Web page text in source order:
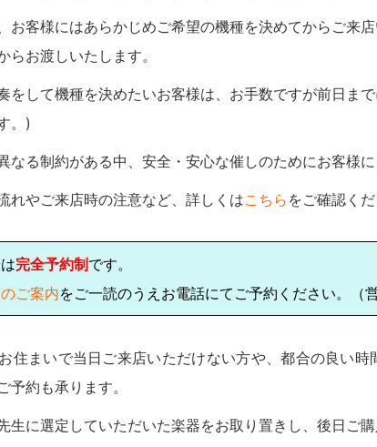
お客様にはあらかじめご希望の機種を決めてからご来
らお渡しいたします。
をして機種を決めたいお客様は、お手数ですが前日ま
。)
なる制約がある中、安全・安心な催しのためにお客様に
れやご来店時の注意など、詳しくはこちら をご確認くだ
完全予約制です。
ご案内をご一読のうえ お電話にてご予約ください。（
住まいで当日ご来店いただけない方や、都合の良い時
予約も承ります。
生に選定していただいた楽器をお取り置きし、後日ご購